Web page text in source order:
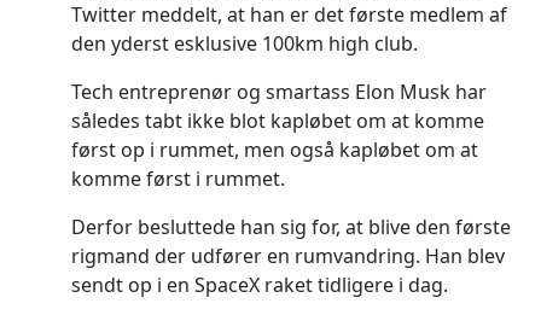
Twitter meddelt, at han er det første medlem af
den yderst esklusive 100km high club.
Tech entreprenør og smartass Elon Musk har
således tabt ikke blot kapløbet om at komme
først op i rummet, men også kapløbet om at
komme først i rummet.
Derfor besluttede han sig for, at blive den første
rigmand der udfører en rumvandring. Han blev
sendt op i en SpaceX raket tidligere i dag.